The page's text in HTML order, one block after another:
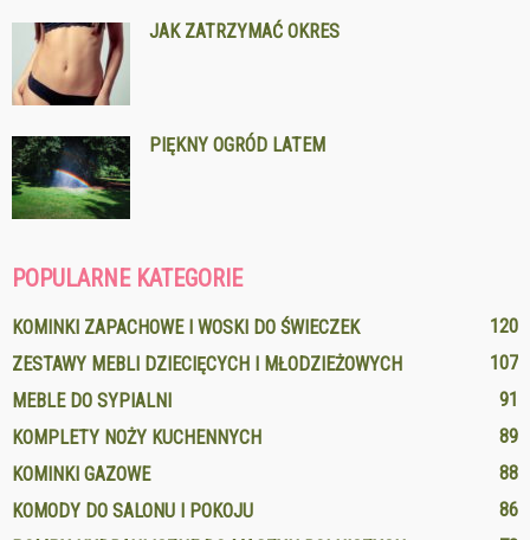
JAK ZATRZYMAĆ OKRES
PIĘKNY OGRÓD LATEM
POPULARNE KATEGORIE
KOMINKI ZAPACHOWE I WOSKI DO ŚWIECZEK
120
ZESTAWY MEBLI DZIECIĘCYCH I MŁODZIEŻOWYCH
107
MEBLE DO SYPIALNI
91
KOMPLETY NOŻY KUCHENNYCH
89
KOMINKI GAZOWE
88
KOMODY DO SALONU I POKOJU
86